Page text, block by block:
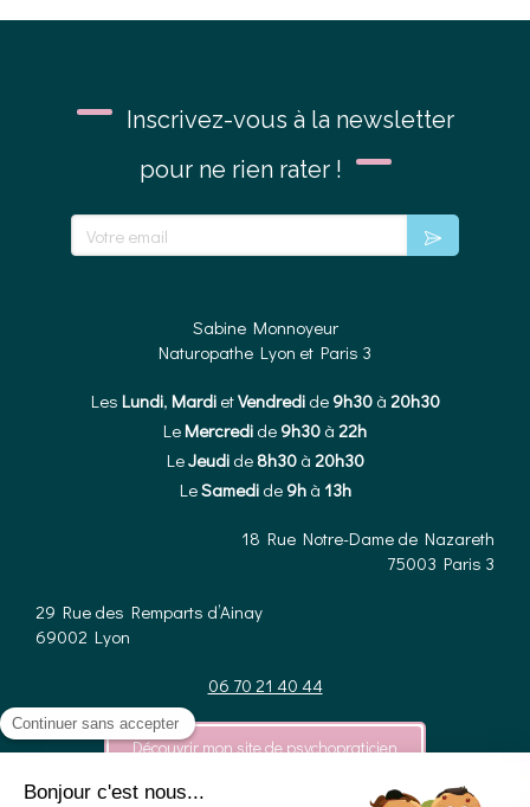
Inscrivez-vous à la newsletter
pour ne rien rater !
Votre email
Sabine Monnoyeur
Naturopathe Lyon et Paris 3
Les Lundi, MardietVendredide 9h30à 20h30
Le Mercredi de 9h30 à 22h
LeJeudide 8h30à 20h30
LeSamedide 9hà 13h
18 Rue Notre-Dame de Nazareth
75003 Paris 3
29 Rue des Remparts d’Ainay
69002 Lyon
06 70 21 40 44
Découvrir mon site de psychopraticien